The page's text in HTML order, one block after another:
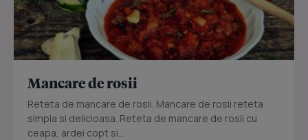
Mancare de rosii
Reteta de mancare de rosii. Mancare de rosii reteta
simpla si delicioasa. Reteta de mancare de rosii cu
ceapa, ardei copt si...